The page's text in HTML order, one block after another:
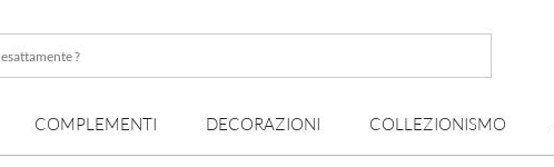
COMPLEMENTI DECORAZIONI COLLEZIONISMO